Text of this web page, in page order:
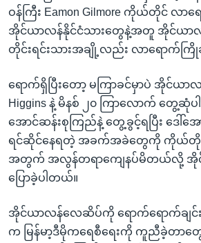
ဝန်ကြီး Eamon Gilmore ကိုယ်တိုင် လ
အိုင်ယာလန်နိုင်ငံသားတွေနဲ့အတူ အိုင်ယာလ
တိုင်းရင်းသားအချို့လည်း လာရောက်က
ရောက်ရှိပြီးတော့ မကြာခင်မှာပဲ အိုင်ယာလ
Higgins နဲ့ မိနစ် ၂၀ ကြာလောက် တွေ့ဆုံ
အောင်ဆန်းစုကြည်နဲ့ တွေ့ခွင့်ရပြီး ဒေါ်အ
ရင်ဆိုင်နေရတဲ့ အခက်အခဲတွေကို ကိုယ်တို
အတွက် အလွန်တရာကျေနပ်မိတယ်လို့ အို
ပြောခဲ့ပါတယ်။
အိုင်ယာလန်လေဆိပ်ကို ရောက်ရောက်ချင်
က မြန်မာ့ဒီမိုကရေစီရေးကို ကူညီခဲ့တာ